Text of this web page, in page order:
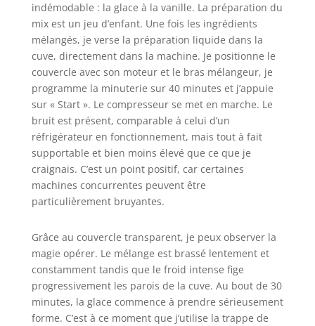
indémodable : la glace à la vanille. La préparation du
mix est un jeu d’enfant. Une fois les ingrédients
mélangés, je verse la préparation liquide dans la
cuve, directement dans la machine. Je positionne le
couvercle avec son moteur et le bras mélangeur, je
programme la minuterie sur 40 minutes et j’appuie
sur « Start ». Le compresseur se met en marche. Le
bruit est présent, comparable à celui d’un
réfrigérateur en fonctionnement, mais tout à fait
supportable et bien moins élevé que ce que je
craignais. C’est un point positif, car certaines
machines concurrentes peuvent être
particulièrement bruyantes.
Grâce au couvercle transparent, je peux observer la
magie opérer. Le mélange est brassé lentement et
constamment tandis que le froid intense fige
progressivement les parois de la cuve. Au bout de 30
minutes, la glace commence à prendre sérieusement
forme. C’est à ce moment que j’utilise la trappe de